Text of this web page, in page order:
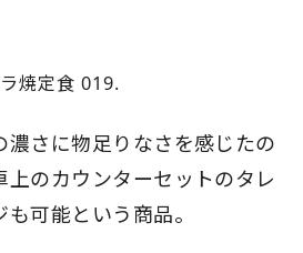
濃さに物足りなさを感じたの
上のカウンターセットのタレ
可能という商品。